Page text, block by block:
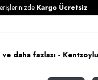
Kargo Ücretsiz